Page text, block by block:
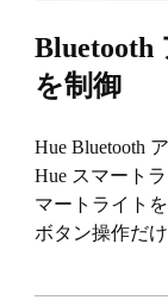
Bluetooth
を制御
Hue Bluetooth
Hue スマート
マートライト
ボタン操作だ